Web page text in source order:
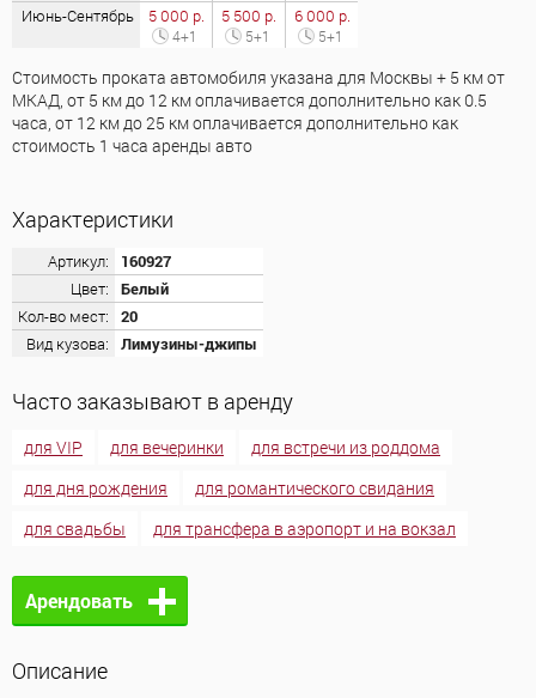
Июнь-Сентябрь 5 000 р.
4+1
5 500 р.
5+1
6 000 р.
5+1
Стоимость проката автомобиля указана для Москвы + 5 км от
МКАД, от 5 км до 12 км оплачивается дополнительно как 0.5
часа, от 12 км до 25 км оплачивается дополнительно как
стоимость 1 часа аренды авто
Характеристики
Артикул:
160927
Цвет:
Белый
Кол-во мест:
20
Вид кузова:
Лимузины-джипы
Часто заказывают в аренду
для VIP для вечеринки
для встречи из роддома
для дня рождения
для романтического свидания
для свадьбы
для трансфера в аэропорт и на вокзал
Арендовать
Описание